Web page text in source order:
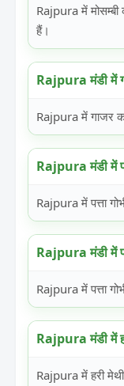
Rajpura में
हैं।
Rajpura मंडी में
Rajpura में गाजर
Rajpura मंडी में
Rajpura में पत्ता
Rajpura मंडी में
Rajpura में पत्ता
Rajpura मंडी में
Rajpura में हरी